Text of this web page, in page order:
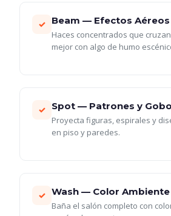
✓ Beam — Efectos Aéreos
Haces concentrados que
mejor con algo de humo
✓ Spot — Patrones y
Proyecta figuras, espirales y
en piso y paredes.
✓ Wash — Color Ambiente
Baña el salón completo con